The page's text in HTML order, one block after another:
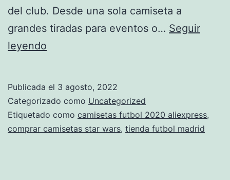
del club. Desde una sola camiseta a
grandes tiradas para eventos o… Seguir
leyendo
juniors
Publicada el 3 agosto, 2022
Categorizado como Uncategorized
Etiquetado como camisetas futbol 2020 aliexpress,
comprar camisetas star wars, tienda futbol madrid